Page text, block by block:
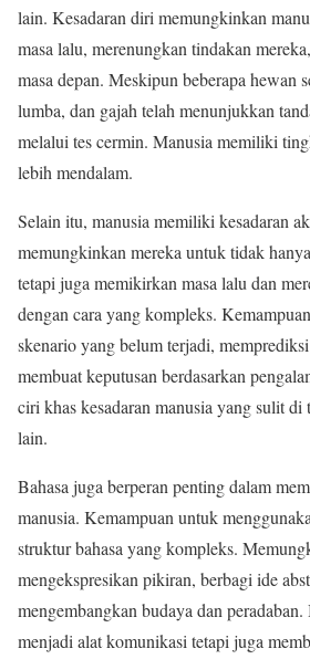
lain. Kesadaran diri memungkinkan
masa lalu, merenungkan tindakan
masa depan. Meskipun beberapa hewan
lumba, dan gajah telah menunjukkan
melalui tes cermin. Manusia memiliki
lebih mendalam.
Selain itu, manusia memiliki kesadaran
memungkinkan mereka untuk tidak
tetapi juga memikirkan masa lalu dan
dengan cara yang kompleks.
skenario yang belum terjadi,
membuat keputusan berdasarkan
ciri khas kesadaran manusia yang sulit di
lain.
Bahasa juga berperan penting dalam
manusia. Kemampuan untuk
struktur bahasa yang kompleks.
mengekspresikan pikiran, berbagi ide
mengembangkan budaya dan
menjadi alat komunikasi tetapi juga